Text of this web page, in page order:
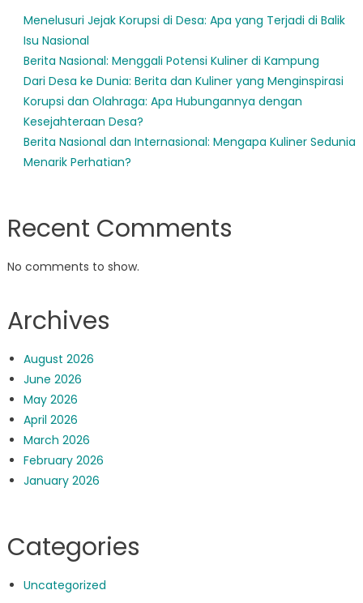
Menelusuri Jejak Korupsi di Desa: Apa yang Terjadi di Balik
Isu Nasional
Berita Nasional: Menggali Potensi Kuliner di Kampung
Dari Desa ke Dunia: Berita dan Kuliner yang Menginspirasi
Korupsi dan Olahraga: Apa Hubungannya dengan
Kesejahteraan Desa?
Berita Nasional dan Internasional: Mengapa Kuliner Sedunia
Menarik Perhatian?
Recent Comments
No comments to show.
Archives
August 2026
June 2026
May 2026
April 2026
March 2026
February 2026
January 2026
Categories
Uncategorized